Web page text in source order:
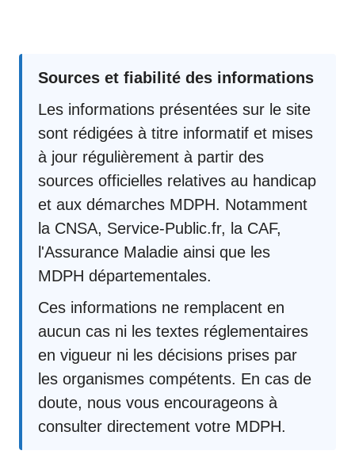
Sources et fiabilité des informations
Les informations présentées sur le site
sont rédigées à titre informatif et mises
à jour régulièrement à partir des
sources officielles relatives au handicap
et aux démarches MDPH. Notamment
la CNSA, Service-Public.fr, la CAF,
l'Assurance Maladie ainsi que les
MDPH départementales.
Ces informations ne remplacent en
aucun cas ni les textes réglementaires
en vigueur ni les décisions prises par
les organismes compétents. En cas de
doute, nous vous encourageons à
consulter directement votre MDPH.